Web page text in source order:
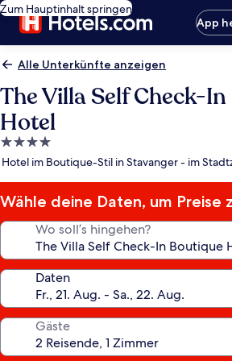
Zum Hauptinhalt springen
App
Alle Unterkünfte anzeigen
The Villa Self Check-
Hotel
4.0-
Sterne-
Hotel im Boutique-Stil in Stavanger - im
Wähle deine Daten, um Preise
Wo soll’s hingehen?
Daten
Gäste